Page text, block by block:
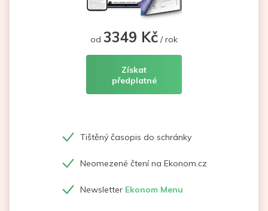
od 3349 Kč / rok
Získat
předplatné
Tištěný časopis do schránky
Neomezené čtení na Ekonom.cz
Newsletter Ekonom Menu